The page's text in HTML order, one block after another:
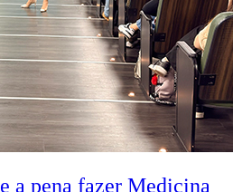
a pena fazer Medicina